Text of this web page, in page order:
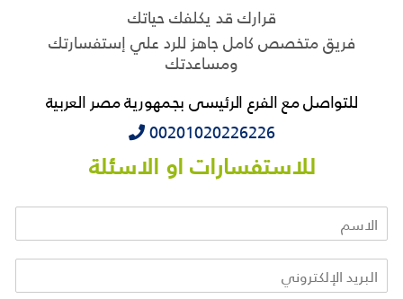
قرارك قد يكلفك حياتك
فريق متخصص كامل جاهز للرد علي إستفسارتك
ومساعدتك
للتواصل مع الفرع الرئيسى بجمهورية مصر العربية
‭‭‭00201020226226
للاستفسارات او الاسئلة